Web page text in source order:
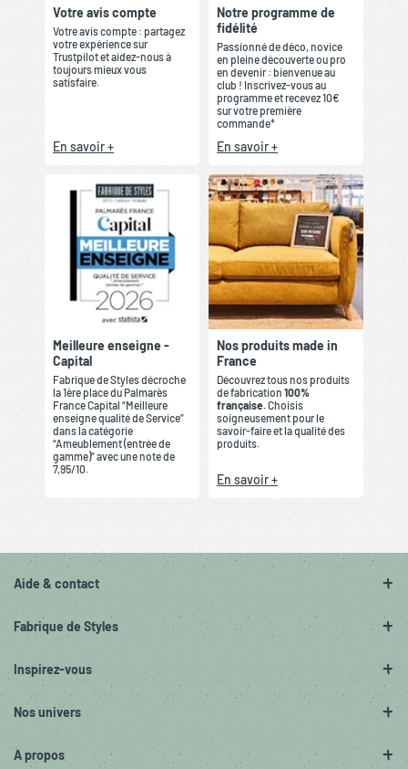
Votre avis compte
Votre avis compte : partagez
votre expérience sur
Trustpilot et aidez-nous à
toujours mieux vous
satisfaire.
En savoir +
Notre programme de
fidélité
Passionné de déco, novice
en pleine découverte ou pro
en devenir : bienvenue au
club ! Inscrivez-vous au
programme et recevez 10€
sur votre première
commande*
En savoir +
Meilleure enseigne -
Capital
Fabrique de Styles décroche
la 1ère place du Palmarès
France Capital “Meilleure
enseigne qualité de Service”
dans la catégorie
“Ameublement (entrée de
gamme)” avec une note de
7,95/10.
Nos produits made in
France
Découvrez tous nos produits
de fabrication 100%
française. Choisis
soigneusement pour le
savoir-faire et la qualité des
produits.
En savoir +
Aide & contact
Fabrique de Styles
Inspirez-vous
Nos univers
A propos